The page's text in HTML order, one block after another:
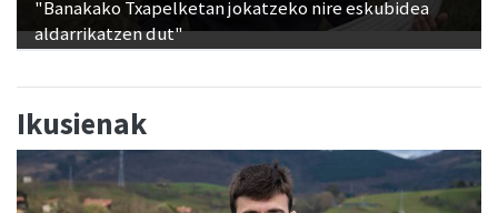
"Banakako Txapelketan jokatzeko nire eskubidea
aldarrikatzen dut"
Ikusienak